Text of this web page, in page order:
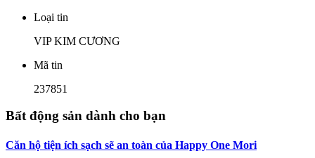
Loại tin
VIP KIM CƯƠNG
Mã tin
237851
Bất động sản dành cho bạn
Căn hộ tiện ích sạch sẽ an toàn của Happy One Mori